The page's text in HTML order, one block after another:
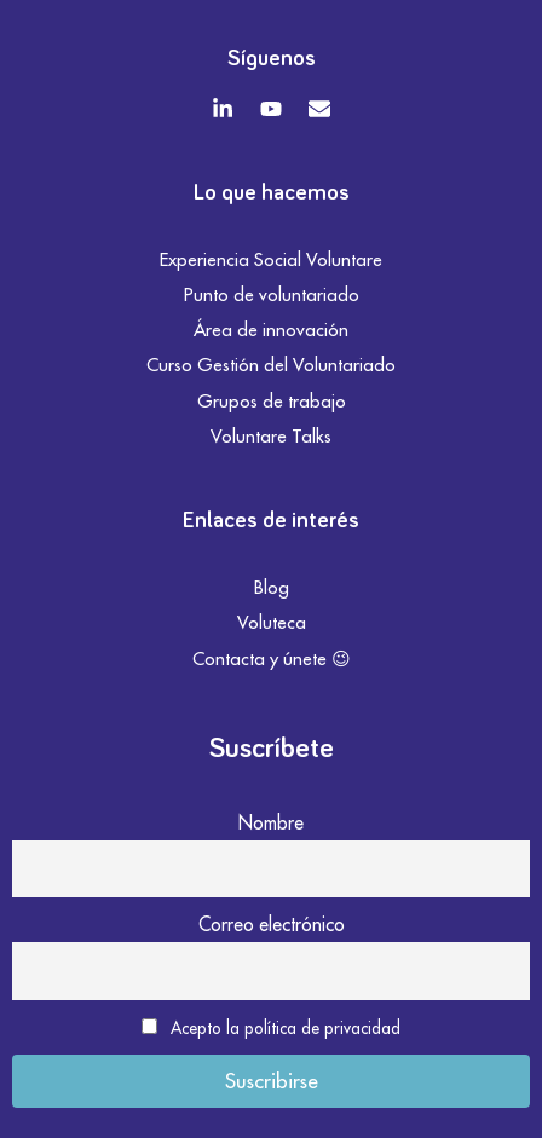
Síguenos
Lo que hacemos
Experiencia Social Voluntare
Punto de voluntariado
Área de innovación
Curso Gestión del Voluntariado
Grupos de trabajo
Voluntare Talks
Enlaces de interés
Blog
Voluteca
Contacta y únete 😉
Suscríbete
Nombre
Correo electrónico
Acepto la política de privacidad